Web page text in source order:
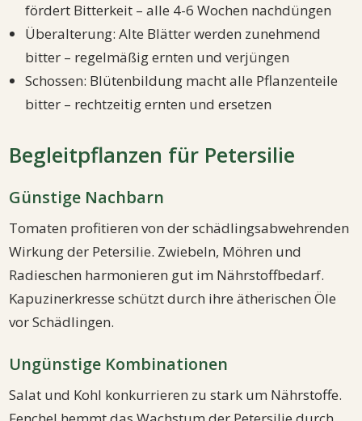
fördert Bitterkeit – alle 4-6 Wochen nachdüngen
Überalterung: Alte Blätter werden zunehmend
bitter – regelmäßig ernten und verjüngen
Schossen: Blütenbildung macht alle Pflanzenteile
bitter – rechtzeitig ernten und ersetzen
Begleitpflanzen für Petersilie
Günstige Nachbarn
Tomaten profitieren von der schädlingsabwehrenden
Wirkung der Petersilie. Zwiebeln, Möhren und
Radieschen harmonieren gut im Nährstoffbedarf.
Kapuzinerkresse schützt durch ihre ätherischen Öle
vor Schädlingen.
Ungünstige Kombinationen
Salat und Kohl konkurrieren zu stark um Nährstoffe.